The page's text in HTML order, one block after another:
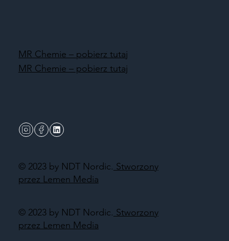
© 2023 by NDT Nordic. Stworzony
przez Lemen Media
© 2023 by NDT Nordic. Stworzony
przez Lemen Media
MR Chemie – pobierz tutaj
MR Chemie – pobierz tutaj